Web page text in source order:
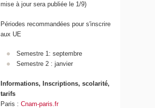
mise à jour sera publiée le 1/9)
Périodes recommandées pour s'inscrire
aux UE
Semestre 1: septembre
Semestre 2 : janvier
Informations, Inscriptions, scolarité,
tarifs
Paris :Cnam-paris.fr